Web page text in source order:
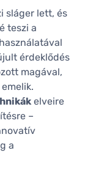
sláger lett, és
teszi a
érdeklődés
magával,
elveire
–
a